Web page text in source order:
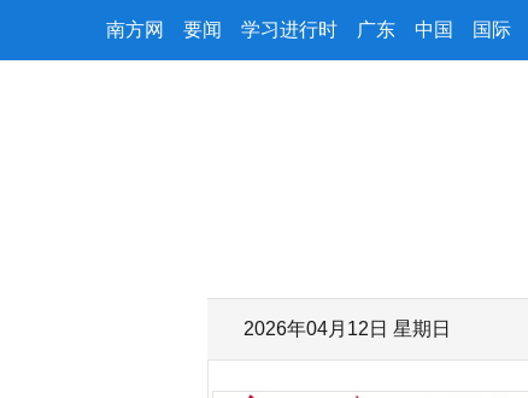
南方网 要闻 学习进行时 广东 中国 国际
2026年04月12日 星期日